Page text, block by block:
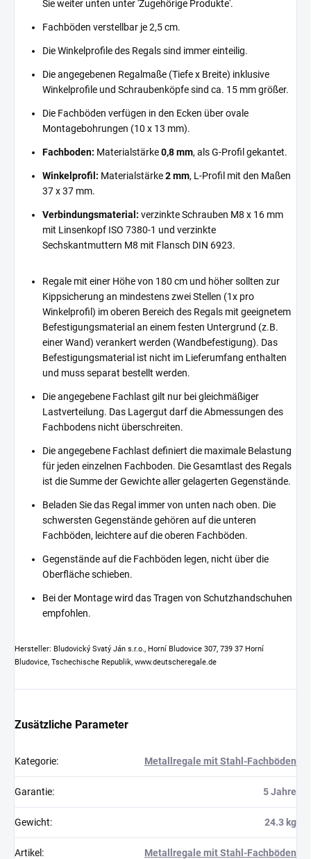
Sie weiter unten unter 'Zugehörige Produkte'.
Fachböden verstellbar je 2,5 cm.
Die Winkelprofile des Regals sind immer einteilig.
Die angegebenen Regalmaße (Tiefe x Breite) inklusive
Winkelprofile und Schraubenköpfe sind ca. 15 mm größer.
Die Fachböden verfügen in den Ecken über ovale
Montagebohrungen (10 x 13 mm).
Fachboden: Materialstärke0,8 mm, als G-Profil gekantet.
Winkelprofil: Materialstärke2 mm, L-Profil mit den Maßen
37 x 37 mm.
Verbindungsmaterial: verzinkte Schrauben M8 x 16 mm
mit Linsenkopf ISO 7380-1 und verzinkte
Sechskantmuttern M8 mit Flansch DIN 6923.
Regale mit einer Höhe von 180 cm und höher sollten zur
Kippsicherung an mindestens zwei Stellen (1x pro
Winkelprofil) im oberen Bereich des Regals mit geeignetem
Befestigungsmaterial an einem festen Untergrund (z.B.
einer Wand) verankert werden (Wandbefestigung). Das
Befestigungsmaterial ist nicht im Lieferumfang enthalten
und muss separat bestellt werden.
Die angegebene Fachlast gilt nur bei gleichmäßiger
Lastverteilung. Das Lagergut darf die Abmessungen des
Fachbodens nicht überschreiten.
Die angegebene Fachlast definiert die maximale Belastung
für jeden einzelnen Fachboden. Die Gesamtlast des Regals
ist die Summe der Gewichte aller gelagerten Gegenstände.
Beladen Sie das Regal immer von unten nach oben. Die
schwersten Gegenstände gehören auf die unteren
Fachböden, leichtere auf die oberen Fachböden.
Gegenstände auf die Fachböden legen, nicht über die
Oberfläche schieben.
Bei der Montage wird das Tragen von Schutzhandschuhen
empfohlen.
Hersteller: Bludovický Svatý Ján s.r.o., Horní Bludovice 307, 739 37 Horní
Bludovice, Tschechische Republik, www.deutscheregale.de
Zusätzliche Parameter
Kategorie: Metallregale mit Stahl-Fachböden
Garantie: 5 Jahre
Gewicht: 24.3 kg
Artikel : Metallregale mit Stahl-Fachböden